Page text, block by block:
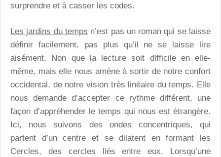
surprendre et à casser les codes.
Les jardins du temps n’est pas un roman qui se laisse
définir facilement, pas plus qu’il ne se laisse lire
aisément. Non que la lecture soit difficile en elle-
même, mais elle nous amène à sortir de notre confort
occidental, de notre vision très linéaire du temps. Elle
nous demande d’accepter ce rythme différent, une
façon d’appréhender le temps qui nous est étrangère.
Ici, nous suivons des ondes concentriques, qui
partent d’un centre et se dilatent en formant les
Cercles, des cercles liés entre eux. Lorsqu’une